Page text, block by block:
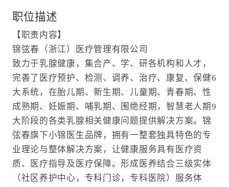
职位描述
【职责内容】
锦弦春（浙江）医疗管理有限公司
致力于乳腺健康，集合产、学、研各机构和人才，
完善了医疗预护、检测、调养、治疗、康复、保健6
大系统，在胎儿期、新生期、儿童期、青春期、性
成熟期、妊娠期、哺乳期、围绝经期，智慧老人期9
大阶段的各类乳腺相关健康问题提供解决方案。锦
弦春旗下小锦医生品牌，拥有一整套独具特色的专
业理论与整体解决方案，让健康服务具有医疗资
质、医疗指导及医疗保障。形成医养结合三级实体
（社区养护中心，专科门诊，专科医院）服务体